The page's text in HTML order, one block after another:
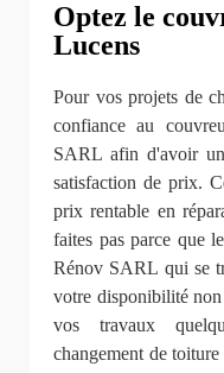
Optez le
Lucens
Pour vos projets de
confiance au
SARL afin d'avoir
satisfaction de prix.
prix rentable en
faites pas parce que
Rénov SARL qui se
votre disponibilité
vos travaux
changement de